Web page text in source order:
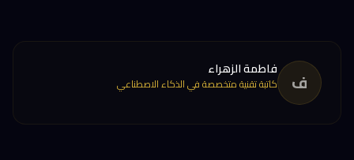
ف فاطمة الزهراء
كاتبة تقنية متخصصة في الذكاء الاصطناعي